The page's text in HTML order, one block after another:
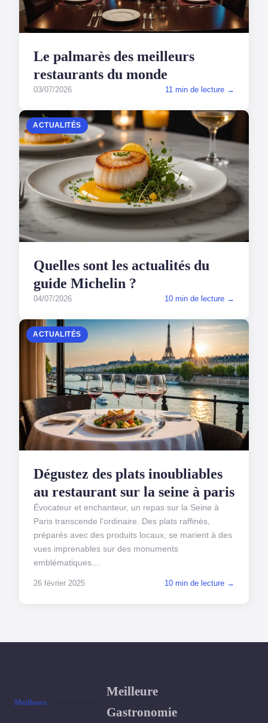
Le palmarès des meilleurs
restaurants du monde
03/07/2026 11 min de lecture →
ACTUALITÉS
Quelles sont les actualités du
guide Michelin ?
04/07/2026 10 min de lecture →
ACTUALITÉS
Dégustez des plats inoubliables
au restaurant sur la seine à paris
Évocateur et enchanteur, un repas sur la Seine à
Paris transcende l'ordinaire. Des plats raffinés,
préparés avec des produits locaux, se marient à des
vues imprenables sur des monuments
emblématiques....
26 février 2025 10 min de lecture →
Meilleure
Gastronomie